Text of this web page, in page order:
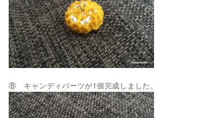
⑧ キャンディパーツが1個完成しました。